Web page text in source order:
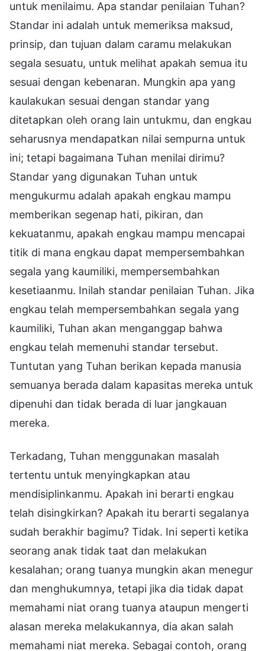
untuk menilaimu. Apa standar penilaian Tuhan?
Standar ini adalah untuk memeriksa maksud,
prinsip, dan tujuan dalam caramu melakukan
segala sesuatu, untuk melihat apakah semua itu
sesuai dengan kebenaran. Mungkin apa yang
kaulakukan sesuai dengan standar yang
ditetapkan oleh orang lain untukmu, dan engkau
seharusnya mendapatkan nilai sempurna untuk
ini; tetapi bagaimana Tuhan menilai dirimu?
Standar yang digunakan Tuhan untuk
mengukurmu adalah apakah engkau mampu
memberikan segenap hati, pikiran, dan
kekuatanmu, apakah engkau mampu mencapai
titik di mana engkau dapat mempersembahkan
segala yang kaumiliki, mempersembahkan
kesetiaanmu. Inilah standar penilaian Tuhan. Jika
engkau telah mempersembahkan segala yang
kaumiliki, Tuhan akan menganggap bahwa
engkau telah memenuhi standar tersebut.
Tuntutan yang Tuhan berikan kepada manusia
semuanya berada dalam kapasitas mereka untuk
dipenuhi dan tidak berada di luar jangkauan
mereka.
Terkadang, Tuhan menggunakan masalah
tertentu untuk menyingkapkan atau
mendisiplinkanmu. Apakah ini berarti engkau
telah disingkirkan? Apakah itu berarti segalanya
sudah berakhir bagimu? Tidak. Ini seperti ketika
seorang anak tidak taat dan melakukan
kesalahan; orang tuanya mungkin akan menegur
dan menghukumnya, tetapi jika dia tidak dapat
memahami niat orang tuanya ataupun mengerti
alasan mereka melakukannya, dia akan salah
memahami niat mereka. Sebagai contoh, orang